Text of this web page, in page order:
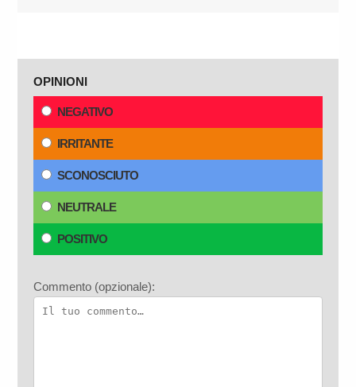
OPINIONI
NEGATIVO
IRRITANTE
SCONOSCIUTO
NEUTRALE
POSITIVO
Commento (opzionale):